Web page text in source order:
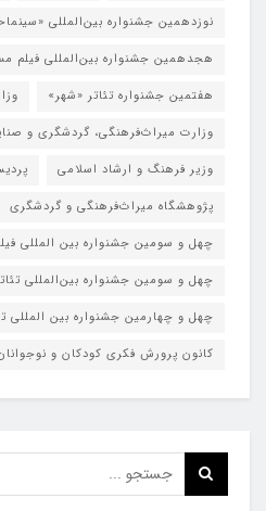
نوزدهمین جشنواره بین‌المللی
هجدهمین جشنواره بین‌المللی فیلم
هفتمین جشنواره تئاتر «شهر»
وزارت میراث‌فرهنگی، گردشگری و
وزیر فرهنگ و ارشاد اسلامی
پژوهشگاه میراث‌فرهنگی و گردشگری
چهل و سومین جشنواره بین المللی
چهل و سومین جشنواره بین‌المللی
چهل و چهارمین جشنواره بین المللی
کانون پرورش فکری کودکان و